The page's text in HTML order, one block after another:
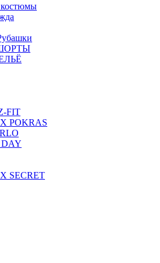
FIT
POKRAS
DAY
SECRET